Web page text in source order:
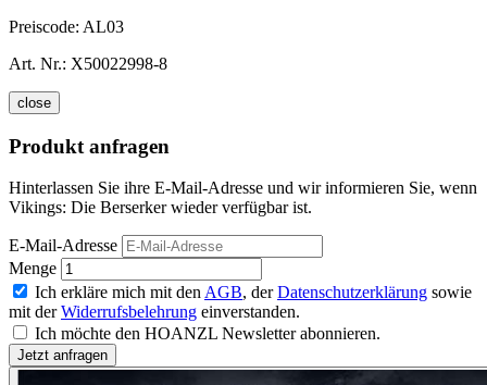
Preiscode: AL03
Art. Nr.: X50022998-8
close
Produkt anfragen
Hinterlassen Sie ihre E-Mail-Adresse und wir informieren Sie, wenn
Vikings: Die Berserker wieder verfügbar ist.
E-Mail-Adresse
Menge
Ich erkläre mich mit den AGB, derDatenschutzerklärung sowie
mit derWiderrufsbelehrung einverstanden.
Ich möchte den HOANZL Newsletter abonnieren.